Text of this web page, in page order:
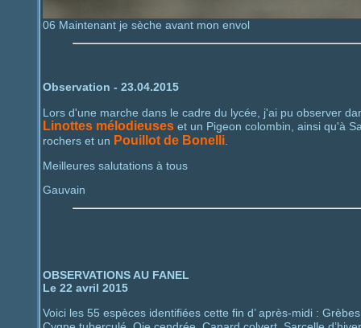
06 Maintenant je sèche avant mon envol
Observation - 23.04.2015
Lors d'une marche dans le cadre du lycée, j'ai pu observer
Linottes mélodieuses et un Pigeon colombin, ainsi qu'à
rochers et un Pouillot de Bonelli.
Meilleures salutations à tous
Gauvain
OBSERVATIONS AU FANEL
Le 22 avril 2015
Voici les 55 espèces identifiées cette fin d’ après-midi :